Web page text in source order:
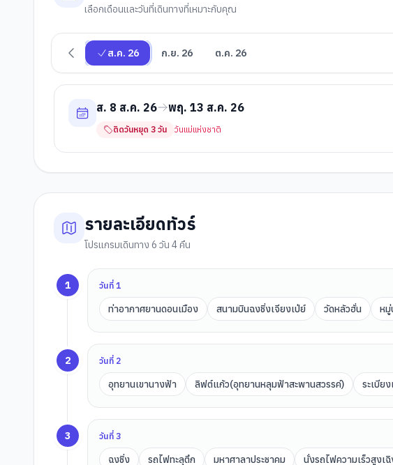
เลือกเดือนและวันที่เดินทางที่เหมาะกับคุณ
ส.ค. 26 ก.ย. 26 ต.ค. 26
ส. 8 ส.ค. 26 พฤ. 13 ส.ค. 26
ติดวันหยุด 3 วัน วันแม่แห่งชาติ
รายละเอียดทัวร์
โปรแกรมเดินทาง 6 วัน 4 คืน
1 วันที่1
ท่าอากาศยานดอนเมือง สนามบินฉงชิ่งเจียงเป่ย์ วัดหลัวฮั่น หมู่
2 วันที่ 2
อุทยานเขานางฟ้า ลิฟต์แก้ว(อุทยานหลุมฟ้าสะพานสวรรค์) ระเบีย
3 วันที่3
ฉงชิ่ง รถไฟทะลุตึก มหาศาลาประชาคม นั่งรถไฟความเร็วสูงเ